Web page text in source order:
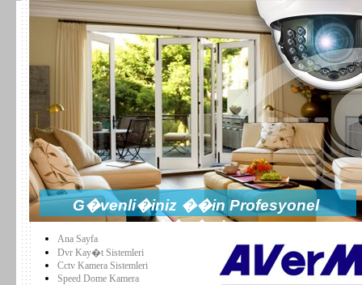
Ana Sayfa
Dvr Kay�t Sistemleri
Cctv Kamera Sistemleri
Speed Dome Kamera
G�venli�iniz ��in Profesyonel
��z�mler